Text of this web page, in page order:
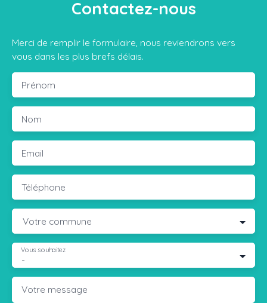
Contactez-nous
Merci de remplir le formulaire, nous reviendrons vers
vous dans les plus brefs délais.
Prénom
Nom
Email
Téléphone
Votre commune
-
Vous souhaitez
Votre message